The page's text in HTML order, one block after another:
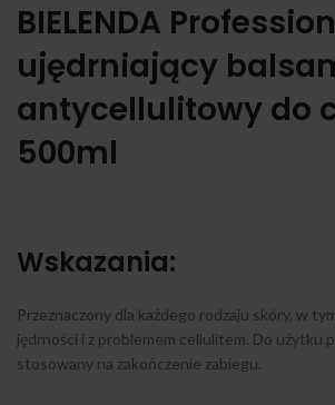
BIELENDA
ujędrniający
antycellulitowy do
500ml
Wskazania:
Przeznaczony dla każdego rodzaju skóry, w
jędrności i z problemem cellulitem. Do użytku
stosowany na zakończenie zabiegu.